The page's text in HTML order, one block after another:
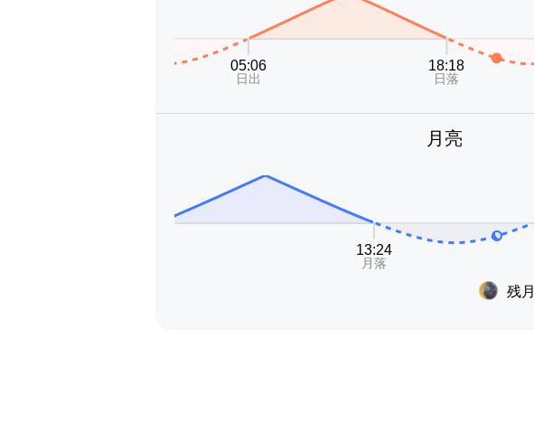
月亮
残月